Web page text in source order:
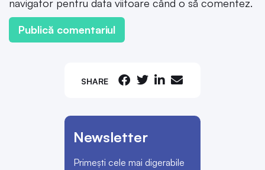
SHARE
Newsletter
Primești cele mai digerabile
navigator pentru data viitoare când o să comentez.